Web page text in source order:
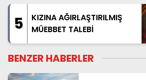
BAŞLIYOR
5
KIZINA AĞIRLAŞTIRILMIŞ
MÜEBBET TALEBİ
BENZER HABERLER